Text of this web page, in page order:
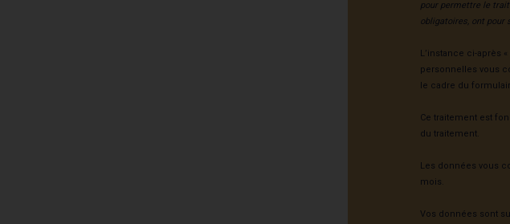
pour permettre le
obligatoires, ont pour
L’instance ci-après
personnelles vous
le cadre du
Ce traitement est
du traitement.
Les données vous
mois.
Vos données sont